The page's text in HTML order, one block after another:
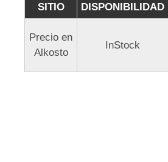
SITIO DISPONIBILIDAD
Precio en
Alkosto
InStock